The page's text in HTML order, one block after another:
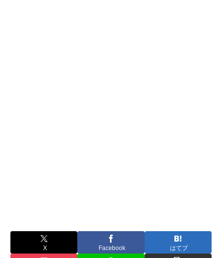
X Facebook はてブ